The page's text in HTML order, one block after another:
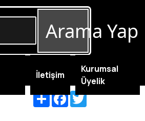
ShareFacebook
Twitter
Arama Yap
İletişim
Kurumsal
Üyelik